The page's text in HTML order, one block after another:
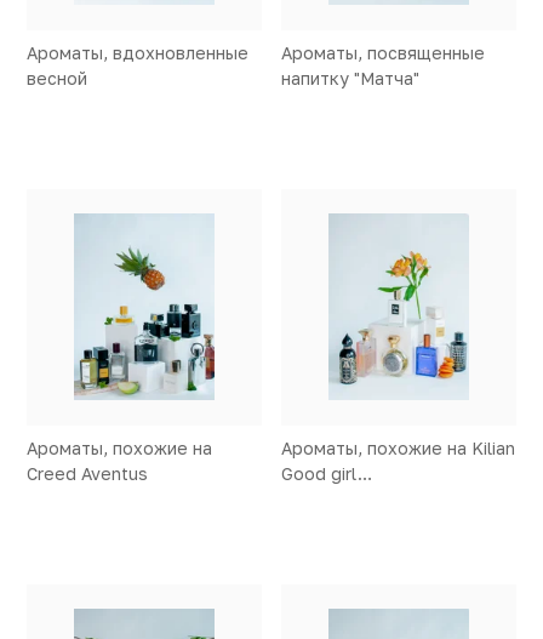
Ароматы, вдохновленные
весной
Ароматы, посвященные
напитку "Матча"
Ароматы, похожие на
Creed Aventus
Ароматы, похожие на Kilian
Good girl…